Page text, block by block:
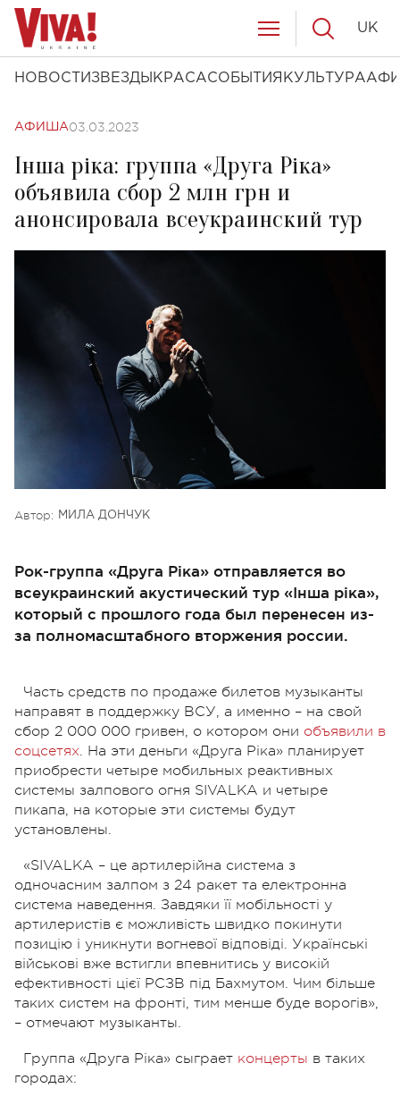
НОВОСТИ ЗВЕЗДЫ КРАСАСОБЫТИЯ КУЛЬТУРА
UK
АФИША03.03.2023
Інша ріка: группа «Друга Ріка»
объявила сбор 2 млн грн и
анонсировала всеукраинский тур
Автор: МИЛА ДОНЧУК
Рок-группа «Друга Ріка» отправляется во
всеукраинский акустический тур «Інша ріка»,
который с прошлого года был перенесен из-
за полномасштабного вторжения россии.
Часть средств по продаже билетов музыканты
направят в поддержку ВСУ, а именно – на свой
сбор 2 000 000 гривен, о котором они объявили в
соцсетях. На эти деньги «Друга Ріка» планирует
приобрести четыре мобильных реактивных
системы залпового огня SIVALKA и четыре
пикапа, на которые эти системы будут
установлены.
«SIVALKA – це артилерійна система з
одночасним залпом з 24 ракет та електронна
система наведення. Завдяки її мобільності у
артилеристів є можливість швидко покинути
позицію і уникнути вогневої відповіді. Українські
військові вже встигли впевнитись у високій
ефективності цієї РСЗВ під Бахмутом. Чим більше
таких систем на фронті, тим менше буде ворогів»,
– отмечают музыканты.
Группа «Друга Ріка» сыграет концерты в таких
городах: